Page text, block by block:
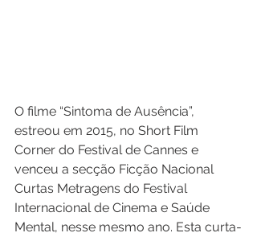
O filme “Sintoma de Ausência”,
estreou em 2015, no Short Film
Corner do Festival de Cannes e
venceu a secção Ficção Nacional
Curtas Metragens do Festival
Internacional de Cinema e Saúde
Mental, nesse mesmo ano. Esta curta-